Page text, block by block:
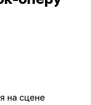
на сцене